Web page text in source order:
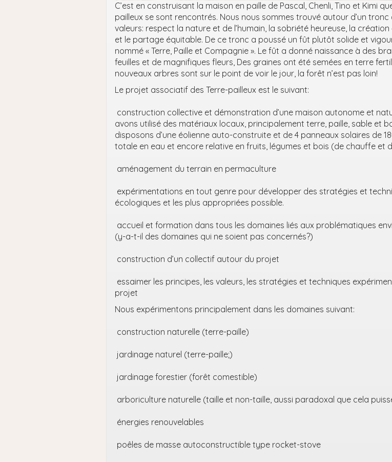
C’est en construisant la maison en paille de Pascal, Chenli, Tino et Kimi
pailleux se sont rencontrés. Nous nous sommes trouvé autour d’un
valeurs: respect la nature et de l’humain, la sobriété heureuse, la
et le partage équitable. De ce tronc a poussé un fût plutôt solide et
nommé « Terre, Paille et Compagnie ». Le fût a donné naissance à des
feuilles et de magnifiques fleurs, Des graines ont été semées en terre
nouveaux arbres sont sur le point de voir le jour, la forêt n’est pas loin!
Le projet associatif des Terre-pailleux est le suivant:
construction collective et démonstration d’une maison autonome et
avons utilisé des matériaux locaux, principalement terre, paille, sable et
disposons d’une éolienne auto-construite et de 4 panneaux solaires de
totale en eau et encore relative en fruits, légumes et bois (de chauffe et
aménagement du terrain en permaculture
expérimentations en tout genre pour développer des stratégies et
écologiques et les plus appropriées possible.
accueil et formation dans tous les domaines liés aux problématiques
(y-a-t-il des domaines qui ne soient pas concernés?)
construction d’un collectif autour du projet
essaimer les principes, les valeurs, les stratégies et techniques
projet
Nous expérimentons principalement dans les domaines suivant:
construction naturelle (terre-paille)
jardinage naturel (terre-paille;)
jardinage forestier (forêt comestible)
arboriculture naturelle (taille et non-taille, aussi paradoxal que cela
énergies renouvelables
poêles de masse autoconstructible type rocket-stove